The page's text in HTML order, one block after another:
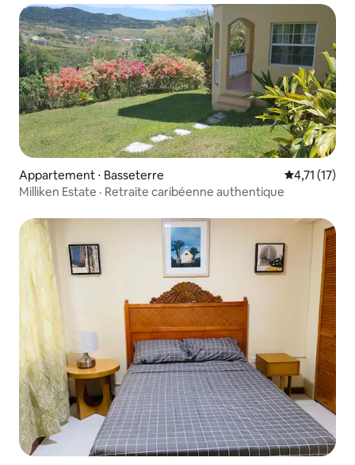
Appartement ⋅ Basseterre Évaluation
4,71 (17)
Milliken Estate · Retraite caribéenne authentique